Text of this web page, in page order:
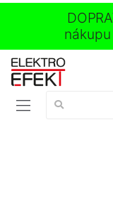
nákupu
Vyhledávání: